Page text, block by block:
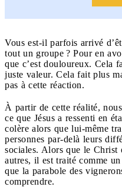
Vous est-il parfois arrivé
tout un groupe ? Pour en
que c’est douloureux. Cela
juste valeur. Cela fait plus
pas à cette réaction.
À partir de cette réalité,
ce que Jésus a ressenti en
colère alors que lui-même
personnes par-delà leurs
sociales. Alors que le Christ
autres, il est traité comme
que la parabole des
comprendre.